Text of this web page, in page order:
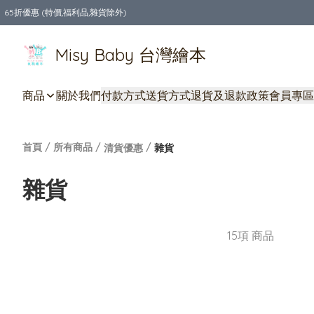
65折優惠 (特價,福利品,雜貨除外)
Misy Baby 台灣繪本
商品 關於我們付款方式送貨方式退貨及退款政策會員專區
首頁 / 所有商品 / 清貨優惠 / 雜貨
雜貨
15項 商品